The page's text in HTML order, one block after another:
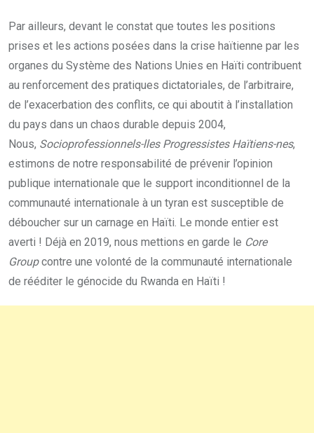
Par ailleurs, devant le constat que toutes les positions
prises et les actions posées dans la crise haïtienne par les
organes du Système des Nations Unies en Haïti contribuent
au renforcement des pratiques dictatoriales, de l’arbitraire,
de l’exacerbation des conflits, ce qui aboutit à l’installation
du pays dans un chaos durable depuis 2004,
Nous, Socioprofessionnels-lles Progressistes Haïtiens-nes,
estimons de notre responsabilité de prévenir l’opinion
publique internationale que le support inconditionnel de la
communauté internationale à un tyran est susceptible de
déboucher sur un carnage en Haïti. Le monde entier est
averti ! Déjà en 2019, nous mettions en garde le Core
Groupcontre une volonté de la communauté internationale
de rééditer le génocide du Rwanda en Haïti !